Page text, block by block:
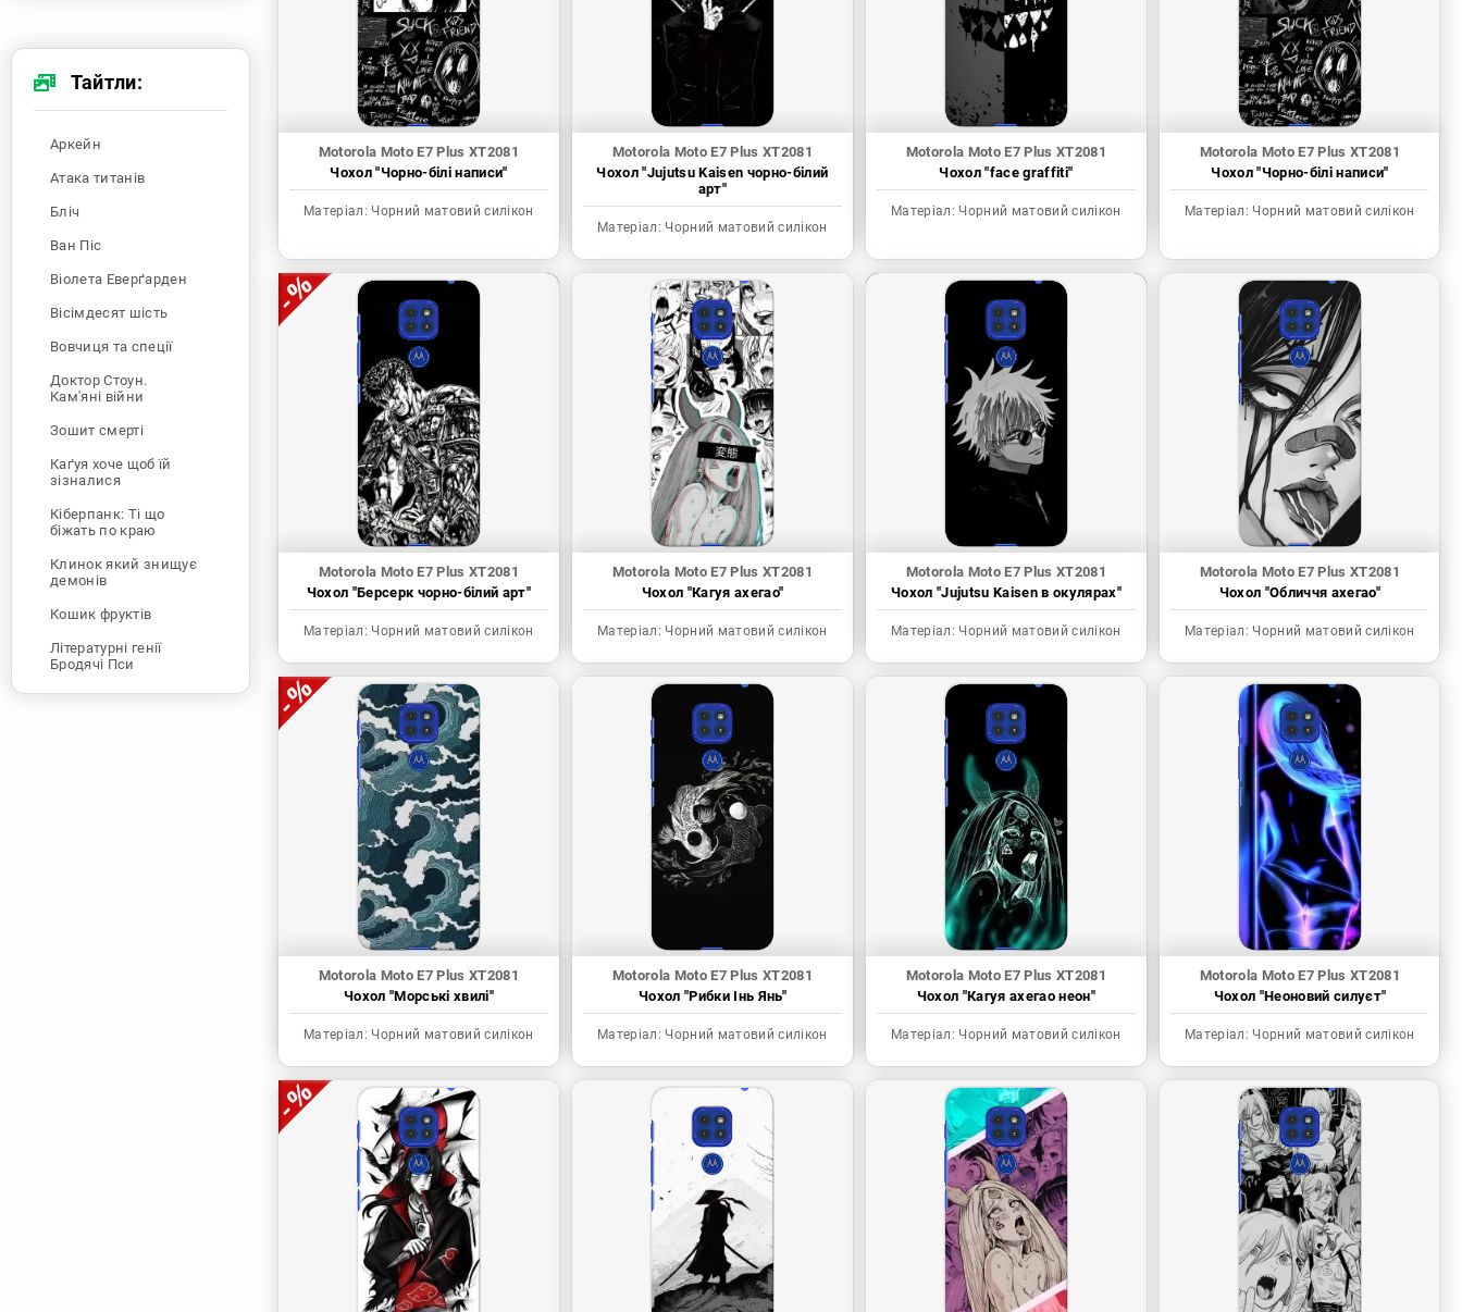
Motorola Moto E7 Plus XT2081
Чохол "Чорно-білі написи"
Матеріал: Чорний матовий силікон
Motorola Moto E7 Plus XT2081
Чохол "Jujutsu Kaisen чорно-білий
арт"
Матеріал: Чорний матовий силікон
Motorola Moto E7 Plus XT2081
Чохол "face graffiti"
Матеріал: Чорний матовий силікон
Motorola Moto E7 Plus XT2081
Чохол "Чорно-білі написи"
Матеріал: Чорний матовий силікон
Motorola Moto E7 Plus XT2081
Чохол "Берсерк чорно-білий арт"
Матеріал: Чорний матовий силікон
Motorola Moto E7 Plus XT2081
Чохол "Кагуя ахегао"
Матеріал: Чорний матовий силікон
Motorola Moto E7 Plus XT2081
Чохол "Jujutsu Kaisen в окулярах"
Матеріал: Чорний матовий силікон
Motorola Moto E7 Plus XT2081
Чохол "Обличчя ахегао"
Матеріал: Чорний матовий силікон
Motorola Moto E7 Plus XT2081
Чохол "Морські хвилі"
Матеріал: Чорний матовий силікон
Motorola Moto E7 Plus XT2081
Чохол "Рибки Інь Янь"
Матеріал: Чорний матовий силікон
Motorola Moto E7 Plus XT2081
Чохол "Кагуя ахегао неон"
Матеріал: Чорний матовий силікон
Motorola Moto E7 Plus XT2081
Чохол "Неоновий силуєт"
Матеріал: Чорний матовий силікон
Тайтли:
Аркейн
Атака титанів
Бліч
Ван Піс
Віолета Еверґарден
Вісімдесят шість
Вовчиця та спеції
Доктор Стоун.
Кам'яні війни
Зошит смерті
Каґуя хоче щоб їй
зізналися
Кіберпанк: Ті що
біжать по краю
Клинок який знищує
демонів
Кошик фруктів
Літературні генії
Бродячі Пси
Людина-бензопила